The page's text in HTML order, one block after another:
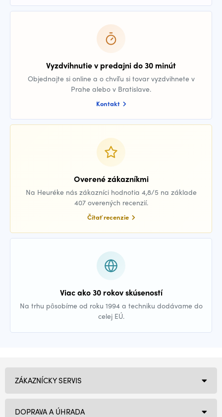
Vyzdvihnutie v predajni do 30 minút
Objednajte si online a o chvíľu si tovar vyzdvihnete v
Prahe alebo v Bratislave.
Kontakt
Overené zákazníkmi
Na Heuréke nás zákazníci hodnotia 4,8/5 na základe
407 overených recenzií.
Čítať recenzie
Viac ako 30 rokov skúseností
Na trhu pôsobíme od roku 1994 a techniku dodávame do
celej EÚ.
ZÁKAZNÍCKY SERVIS
DOPRAVA A ÚHRADA